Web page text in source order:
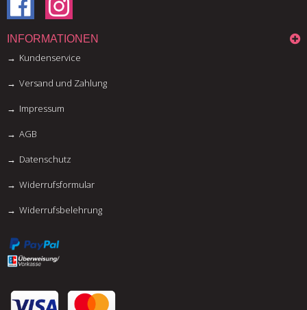
INFORMATIONEN
Kundenservice
Versand und Zahlung
Impressum
AGB
Datenschutz
Widerrufsformular
Widerrufsbelehrung